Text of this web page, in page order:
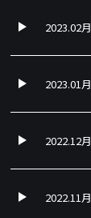
2023.02月
2023.01月
2022.12月
2022.11月